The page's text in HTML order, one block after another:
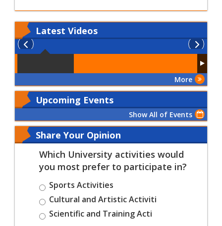
Latest Videos
More
Upcoming Events
Show All of Events
Share Your Opinion
Which University activities would
you most prefer to participate in?
Sports Activities
Cultural and Artistic Activiti
Scientific and Training Acti